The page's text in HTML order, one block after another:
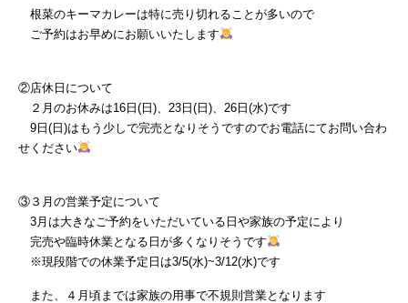
根菜のキーマカレーは特に売り切れることが多いので
ご予約はお早めにお願いいたします
②店休日について
２月のお休みは16日(日)、23日(日)、26日(水)です
9日(日)はもう少しで完売となりそうですのでお電話にてお問い合わ
せください
③３月の営業予定について
3月は大きなご予約をいただいている日や家族の予定により
完売や臨時休業となる日が多くなりそうです
※現段階での休業予定日は3/5(水)~3/12(水)です
また、４月頃までは家族の用事で不規則営業となります